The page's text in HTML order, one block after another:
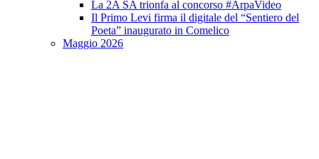
La 2A SA trionfa al concorso #ArpaVideo
Il Primo Levi firma il digitale del “Sentiero del
Poeta” inaugurato in Comelico
Maggio 2026